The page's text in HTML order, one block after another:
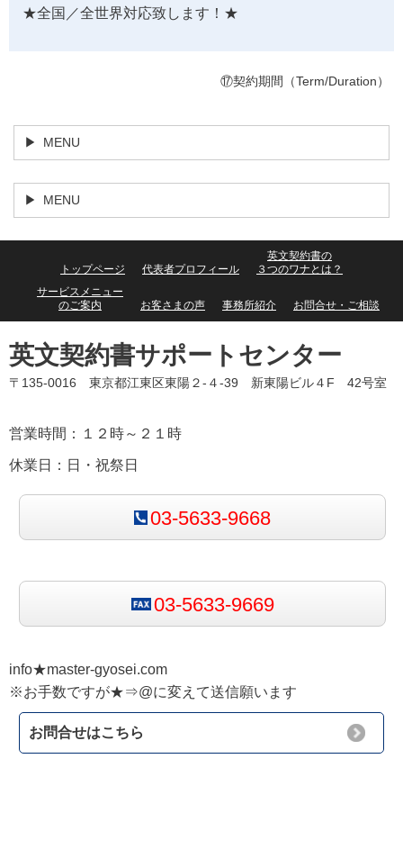
★全国／全世界対応致します！★
⑰契約期間（Term/Duration）
MENU
MENU
トップページ 代表者プロフィール
英文契約書の
３つのワナとは？
サービスメニュー
のご案内
お客さまの声 事務所紹介 お問合せ・ご相談
英文契約書サポートセンター
〒135-0016 東京都江東区東陽２-４-39 新東陽ビル４F 42号室
営業時間：１２時～２１時
休業日：日・祝祭日
03-5633-9668
03-5633-9669
info★master-gyosei.com
※お手数ですが★⇒@に変えて送信願います
お問合せはこちら